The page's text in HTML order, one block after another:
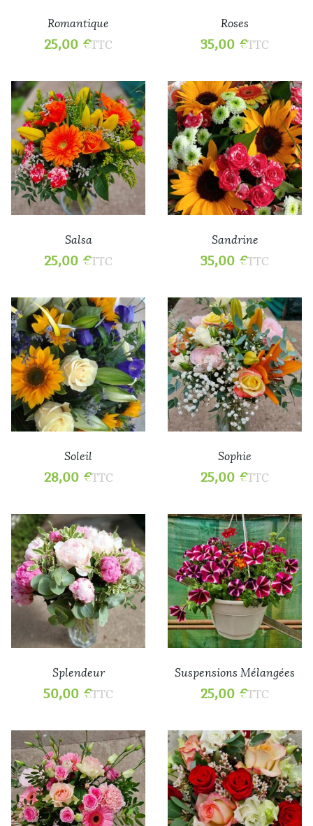
Romantique
25,00 €TTC
Roses
35,00 €TTC
Salsa
25,00 €TTC
Sandrine
35,00 €TTC
Soleil
28,00 €TTC
Sophie
25,00 €TTC
Splendeur
50,00 €TTC
Suspensions Mélangées
25,00 €TTC